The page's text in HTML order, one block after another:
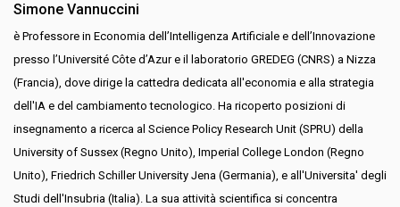
Simone Vannuccini
è Professore in Economia dell’Intelligenza Artificiale e dell’Innovazione
presso l’Université Côte d’Azur e il laboratorio GREDEG (CNRS) a Nizza
(Francia), dove dirige la cattedra dedicata all'economia e alla strategia
dell'IA e del cambiamento tecnologico. Ha ricoperto posizioni di
insegnamento a ricerca al Science Policy Research Unit (SPRU) della
University of Sussex (Regno Unito), Imperial College London (Regno
Unito), Friedrich Schiller University Jena (Germania), e all'Universita' degli
Studi dell'Insubria (Italia). La sua attività scientifica si concentra